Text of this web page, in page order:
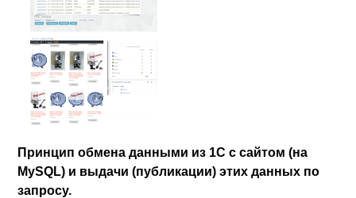
Принцип обмена данными из 1С с сайтом (на
MySQL) и выдачи (публикации) этих данных по
запросу.